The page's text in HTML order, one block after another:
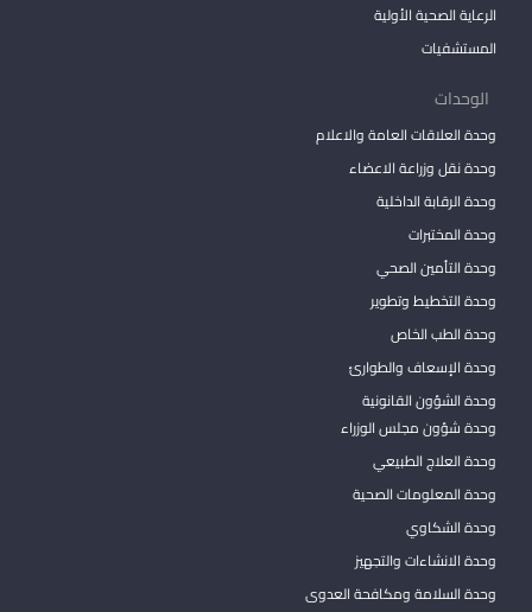
الرعاية الصحية الأولية
المستشفيات
الوحدات
وحدة العلاقات العامة والاعلام
وحدة نقل وزراعة الاعضاء
وحدة الرقابة الداخلية
وحدة المختبرات
وحدة التأمين الصحي
وحدة التخطيط وتطوير
وحدة الطب الخاص
وحدة الإسعاف والطوارئ
وحدة الشؤون القانونية
وحدة شؤون مجلس الوزراء
وحدة العلاج الطبيعي
وحدة المعلومات الصحية
وحدة الشكاوي
وحدة الانشاءات والتجهيز
وحدة السلامة ومكافحة العدوى